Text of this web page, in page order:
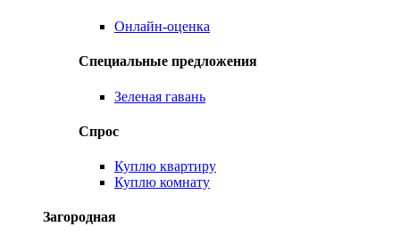
Онлайн-оценка
Специальные предложения
Зеленая гавань
Спрос
Куплю квартиру
Куплю комнату
Загородная